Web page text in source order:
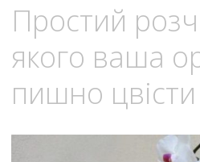
Простий
якого ваша
пишно цвісти